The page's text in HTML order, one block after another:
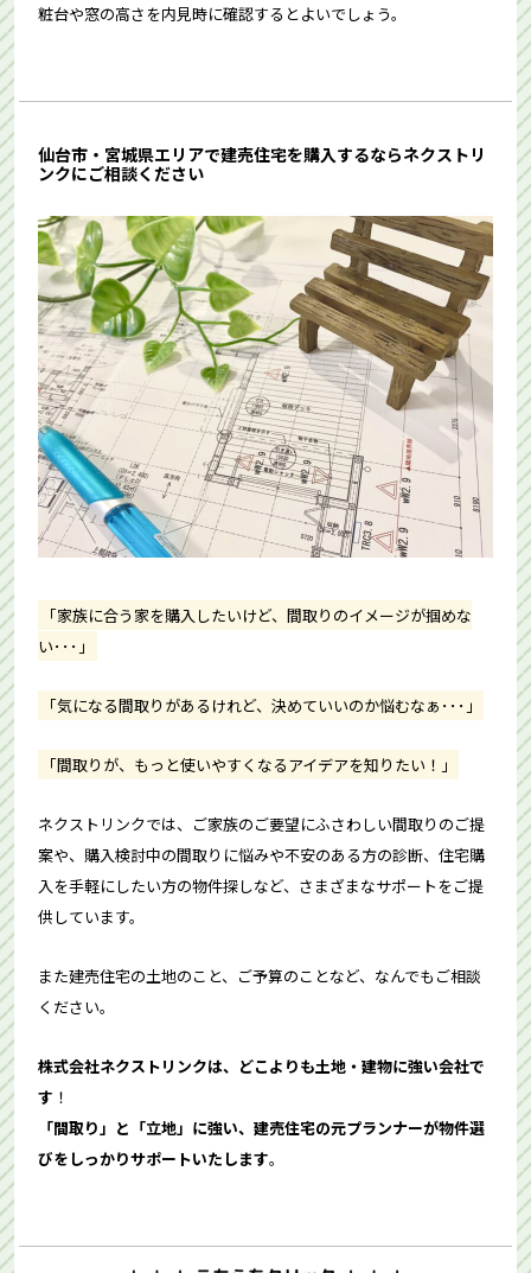
粧台や窓の高さを内見時に確認するとよいでしょう。
仙台市・宮城県エリアで建売住宅を購入するならネクストリ
ンクにご相談ください
「家族に合う家を購入したいけど、間取りのイメージが掴めな
い･･･」
「気になる間取りがあるけれど、決めていいのか悩むなぁ･･･」
「間取りが、もっと使いやすくなるアイデアを知りたい！」
ネクストリンクでは、ご家族のご要望にふさわしい間取りのご提
案や、購入検討中の間取りに悩みや不安のある方の診断、住宅購
入を手軽にしたい方の物件探しなど、さまざまなサポートをご提
供しています。
また建売住宅の土地のこと、ご予算のことなど、なんでもご相談
ください。
株式会社ネクストリンクは、どこよりも土地・建物に強い会社で
す ！
「間取り」と「立地」に強い、建売住宅の元プランナーが物件選
びをしっかりサポートいたします。